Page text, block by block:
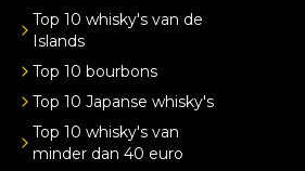
Top 10 whisky's van de
Islands
Top 10 bourbons
Top 10 Japanse whisky's
Top 10 whisky's van
minder dan 40 euro